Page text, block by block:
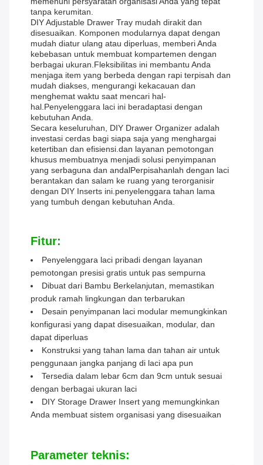
tanpa kerumitan.
DIY Adjustable Drawer Tray mudah dirakit dan
disesuaikan. Komponen modularnya dapat dengan
mudah diatur ulang atau diperluas, memberi Anda
kebebasan untuk membuat kompartemen dengan
berbagai ukuran.Fleksibilitas ini membantu Anda
menjaga item yang berbeda dengan rapi terpisah dan
mudah diakses, mengurangi kekacauan dan
menghemat waktu saat mencari hal-
hal.Penyelenggara laci ini beradaptasi dengan
kebutuhan Anda.
Secara keseluruhan, DIY Drawer Organizer adalah
investasi cerdas bagi siapa saja yang menghargai
ketertiban dan efisiensi.dan layanan pemotongan
khusus membuatnya menjadi solusi penyimpanan
yang serbaguna dan andalPerpisahanlah dengan laci
berantakan dan salam ke ruang yang terorganisir
dengan DIY Inserts ini.penyelenggara tahan lama
yang tumbuh dengan kebutuhan Anda.
Fitur:
Penyelenggara laci pribadi dengan layanan
pemotongan presisi gratis untuk pas sempurna
Dibuat dari Bambu Berkelanjutan, memastikan
produk ramah lingkungan dan terbarukan
Desain penyimpanan laci modular memungkinkan
konfigurasi yang dapat disesuaikan, modular, dan
dapat diperluas
Konstruksi yang tahan lama dan tahan air untuk
penggunaan jangka panjang di laci apa pun
Tersedia dalam lebar 6cm dan 9cm untuk sesuai
dengan berbagai ukuran laci
DIY Storage Drawer Insert yang memungkinkan
Anda membuat sistem organisasi yang disesuaikan
Parameter teknis: